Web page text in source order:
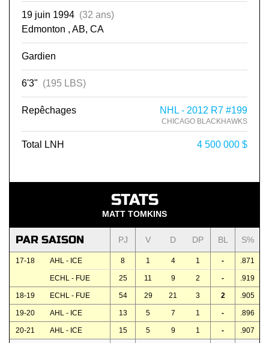
19 juin 1994 (32 ans)
Edmonton , AB, CA
Gardien
6'3" (195 LBS)
Repêchages NHL - 2012 R7 #199
CHICAGO BLACKHAWKS
Total LNH 4 500 000 $
STATS
MATT TOMKINS
PAR SAISON PJ V D DP BL S%
17-18 AHL - ICE 8 1 4 1 - .871
ECHL - FUE 25 11 9 2 - .919
18-19 ECHL - FUE 54 29 21 3 2 .905
19-20 AHL - ICE 13 5 7 1 - .896
20-21 AHL - ICE 15 5 9 1 - .907